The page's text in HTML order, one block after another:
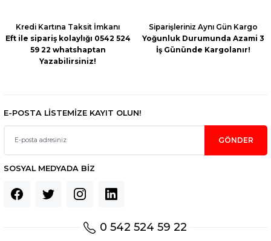
Kredi Kartına Taksit İmkanı
Eft ile sipariş kolaylığı 0542 524
59 22 whatshaptan
Yazabilirsiniz!
Siparişleriniz Aynı Gün Kargo
Yoğunluk Durumunda Azami 3
İş Gününde Kargolanır!
E-POSTA LİSTEMİZE KAYIT OLUN!
GÖNDER
SOSYAL MEDYADA BİZ
0 542 524 59 22